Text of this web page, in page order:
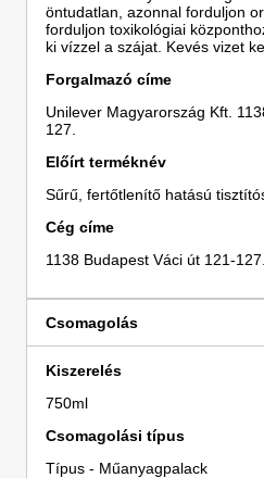
öntudatlan, azonnal forduljon
forduljon toxikológiai
ki vízzel a szájat. Kevés vizet
Forgalmazó címe
Unilever Magyarország Kft.
127.
Előírt terméknév
Sűrű, fertőtlenítő hatású
Cég címe
1138 Budapest Váci út 121-127.
Csomagolás
Kiszerelés
750ml
Csomagolási típus
Típus - Műanyagpalack